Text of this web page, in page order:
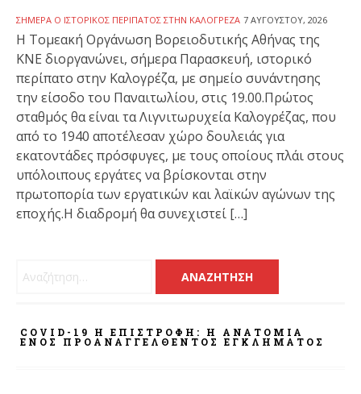
ΣΉΜΕΡΑ Ο ΙΣΤΟΡΙΚΌΣ ΠΕΡΊΠΑΤΟΣ ΣΤΗΝ ΚΑΛΟΓΡΈΖΑ 7 ΑΥΓΟΎΣΤΟΥ, 2026
Η Τομεακή Οργάνωση Βορειοδυτικής Αθήνας της
ΚΝΕ διοργανώνει, σήμερα Παρασκευή, ιστορικό
περίπατο στην Καλογρέζα, με σημείο συνάντησης
την είσοδο του Παναιτωλίου, στις 19.00.Πρώτος
σταθμός θα είναι τα Λιγνιτωρυχεία Καλογρέζας, που
από το 1940 αποτέλεσαν χώρο δουλειάς για
εκατοντάδες πρόσφυγες, με τους οποίους πλάι στους
υπόλοιπους εργάτες να βρίσκονται στην
πρωτοπορία των εργατικών και λαϊκών αγώνων της
εποχής.Η διαδρομή θα συνεχιστεί […]
Αναζήτηση για:
COVID-19 Η ΕΠΙΣΤΡΟΦΗ: Η ΑΝΑΤΟΜΊΑ
ΕΝΌΣ ΠΡΟΑΝΑΓΓΕΛΘΈΝΤΟΣ ΕΓΚΛΉΜΑΤΟΣ